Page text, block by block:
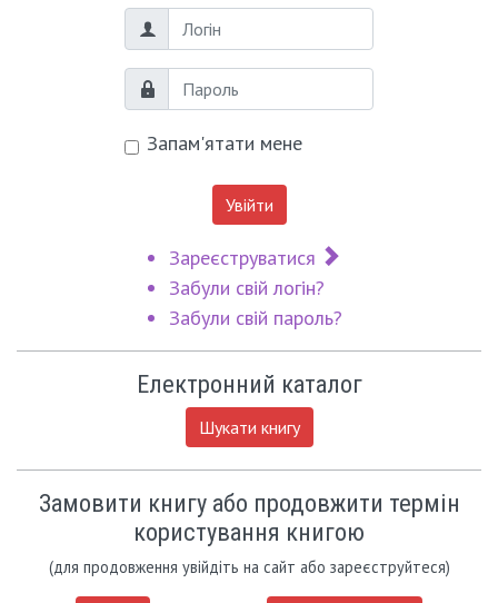
Логін
Пароль
Запам'ятати мене
Увійти
Зареєструватися
Забули свій логін?
Забули свій пароль?
Електронний каталог
Шукати книгу
Замовити книгу або продовжити термін
користування книгою
(для продовження увійдіть на сайт або зареєструйтеся)